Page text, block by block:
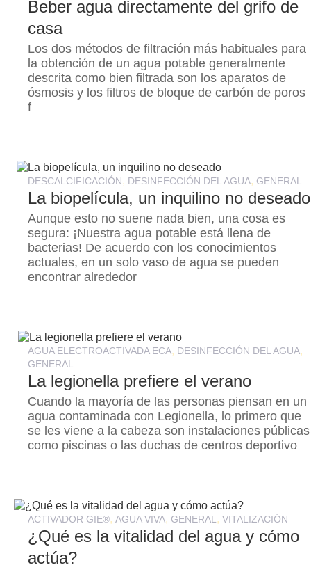
Beber agua directamente del grifo de
casa
Los dos métodos de filtración más habituales para
la obtención de un agua potable generalmente
descrita como bien filtrada son los aparatos de
ósmosis y los filtros de bloque de carbón de poros
f
DESCALCIFICACIÓN, DESINFECCIÓN DEL AGUA, GENERAL
La biopelícula, un inquilino no deseado
Aunque esto no suene nada bien, una cosa es
segura: ¡Nuestra agua potable está llena de
bacterias! De acuerdo con los conocimientos
actuales, en un solo vaso de agua se pueden
encontrar alrededor
AGUA ELECTROACTIVADA ECA, DESINFECCIÓN DEL AGUA,
GENERAL
La legionella prefiere el verano
Cuando la mayoría de las personas piensan en un
agua contaminada con Legionella, lo primero que
se les viene a la cabeza son instalaciones públicas
como piscinas o las duchas de centros deportivo
ACTIVADOR GIE®,AGUA VIVA, GENERAL ,VITALIZACIÓN
¿Qué es la vitalidad del agua y cómo
actúa?